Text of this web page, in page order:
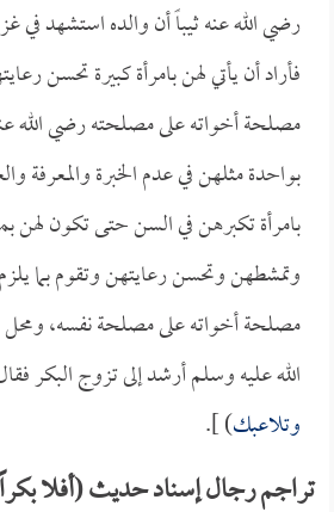
رضي الله عنه ثيباً أن والده استشهد في
فأراد أن يأتي لهن بامرأة كبيرة تحسن
مصلحة أخواته على مصلحته رضي الله
بواحدة مثلهن في عدم الخبرة والمعرفة
بامرأة تكبرهن في السن حتى تكون لهن
وتمشطهن وتحسن رعايتهن وتقوم بما
مصلحة أخواته على مصلحة نفسه، ومحل
الله عليه وسلم أرشد إلى تزوج البكر
وتلاعبك) ].
تراجم رجال إسناد حديث (أفلا